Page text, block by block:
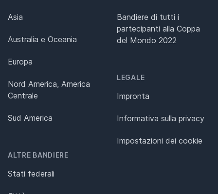
Asia
Australia e Oceania
Europa
Nord America, America
Centrale
Sud America
ALTRE BANDIERE
Stati federali
Bandiere di tutti i
partecipanti alla Coppa
del Mondo 2022
LEGALE
Impronta
Informativa sulla privacy
Impostazioni dei cookie